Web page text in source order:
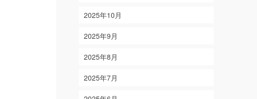
2025年10月
2025年9月
2025年8月
2025年7月